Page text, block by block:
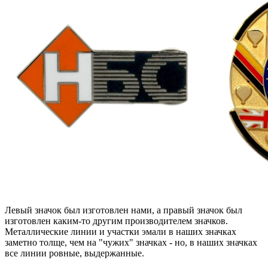
Левый значок был изготовлен нами, а правый значок был
изготовлен каким-то другим производителем значков.
Металлические линии и участки эмали в наших значках
заметно толще, чем на "чужих" значках - но, в наших значках
все линии ровные, выдержанные.